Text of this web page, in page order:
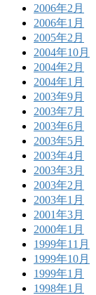
2006年2月
2006年1月
2005年2月
2004年10月
2004年2月
2004年1月
2003年9月
2003年7月
2003年6月
2003年5月
2003年4月
2003年3月
2003年2月
2003年1月
2001年3月
2000年1月
1999年11月
1999年10月
1999年1月
1998年1月